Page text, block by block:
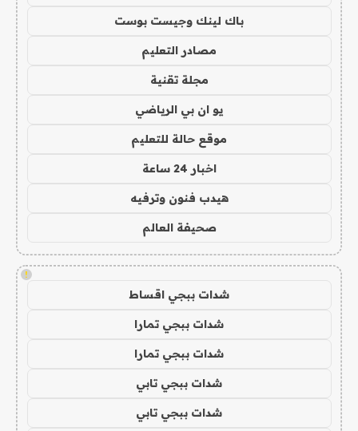
باك لينك وجيست بوست
مصادر التعليم
مجلة تقنية
يو ان بي الرياضي
موقع حالة للتعليم
اخبار 24 ساعة
هيدب فنون وترفيه
صحيفة العالم
!
شدات ببجي اقساط
شدات ببجي تمارا
شدات ببجي تمارا
شدات ببجي تابي
شدات ببجي تابي